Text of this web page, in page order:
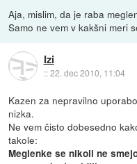
Aja, mislim, da je raba
Samo ne vem v kakšni meri
Izi
::22. dec 2010, 11:04
Kazen za nepravilno
nizka.
Ne vem čisto dobesedno
takole:
Meglenke se nikoli ne